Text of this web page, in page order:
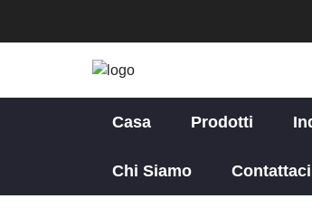
Casa Prodotti
Chi Siamo Contattaci